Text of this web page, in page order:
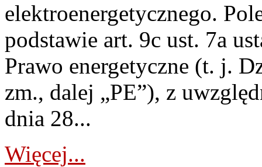
elektroenergetycznego.
podstawie art. 9c ust. 7a
Prawo energetyczne (t. j.
zm., dalej „PE”), z
dnia 28...
Więcej...